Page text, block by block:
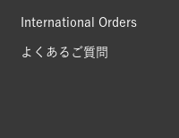
International Orders
よくあるご質問